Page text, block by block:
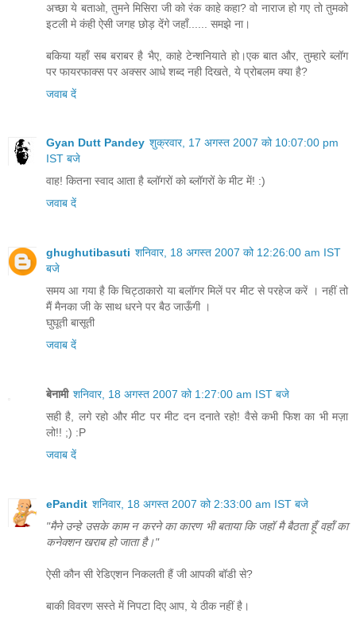
अच्छा ये बताओ, तुमने मिसिरा जी को रंक काहे कहा? वो नाराज हो गए तो तुमको
इटली मे कंही ऐसी जगह छोड़ देंगे जहाँ...... समझे ना।
बकिया यहाँ सब बराबर है भैए, काहे टेन्शनियाते हो।एक बात और, तुम्हारे ब्लॉग
पर फायरफाक्स पर अक्सर आधे शब्द नही दिखते, ये प्रोबलम क्या है?
जवाब दें
Gyan Dutt Pandey शुक्रवार, 17 अगस्त 2007 को 10:07:00 pm
IST बजे
वाह! कितना स्वाद आता है ब्लॉगरों को ब्लॉगरों के मीट में! :)
जवाब दें
ghughutibasuti शनिवार, 18 अगस्त 2007 को 12:26:00 am IST
बजे
समय आ गया है कि चिट्ठाकारो या बलॉगर मिलें पर मीट से परहेज करें । नहीं तो
मैं मैनका जी के साथ धरने पर बैठ जाऊँगी ।
घुघूती बासूती
जवाब दें
बेनामी शनिवार, 18 अगस्त 2007 को 1:27:00 am IST बजे
सही है, लगे रहो और मीट पर मीट दन दनाते रहो! वैसे कभी फिश का भी मज़ा
लो!! ;) :P
जवाब दें
ePandit शनिवार, 18 अगस्त 2007 को 2:33:00 am IST बजे
"मैने उन्‍हे उसके काम न करने का कारण भी बताया कि जहॉ मै बैठता हूँ वहॉं का
कनेक्‍शन खराब हो जाता है।"
ऐसी कौन सी रेडिएशन निकलती हैं जी आपकी बॉडी से?
बाकी विवरण सस्ते में निपटा दिए आप, ये ठीक नहीं है।